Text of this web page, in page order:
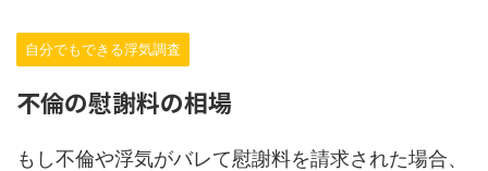
自分でもできる浮気調査
不倫の慰謝料の相場
もし不倫や浮気がバレて慰謝料を請求された場合、